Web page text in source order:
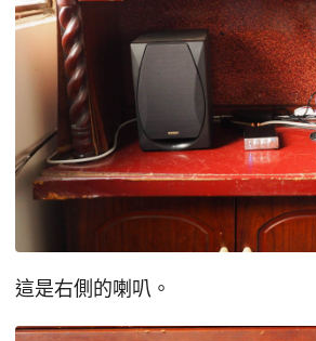
這是右側的喇叭。